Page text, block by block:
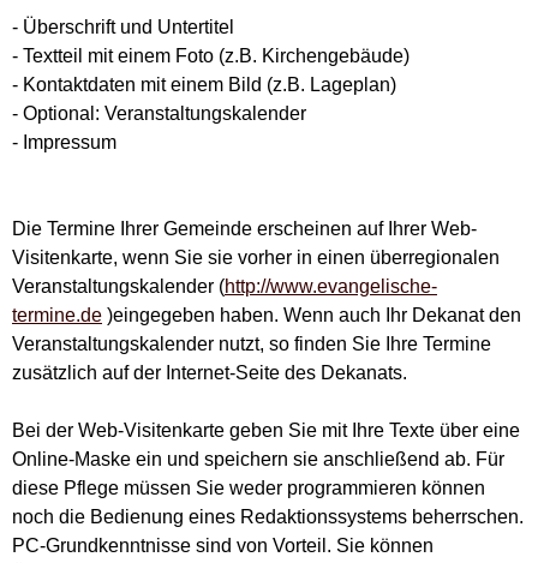
- Überschrift und Untertitel
- Textteil mit einem Foto (z.B. Kirchengebäude)
- Kontaktdaten mit einem Bild (z.B. Lageplan)
- Optional: Veranstaltungskalender
- Impressum
Die Termine Ihrer Gemeinde erscheinen auf Ihrer Web-
Visitenkarte, wenn Sie sie vorher in einen überregionalen
Veranstaltungskalender (http://www.evangelische-
termine.de )eingegeben haben. Wenn auch Ihr Dekanat den
Veranstaltungskalender nutzt, so finden Sie Ihre Termine
zusätzlich auf der Internet-Seite des Dekanats.
Bei der Web-Visitenkarte geben Sie mit Ihre Texte über eine
Online-Maske ein und speichern sie anschließend ab. Für
diese Pflege müssen Sie weder programmieren können
noch die Bedienung eines Redaktionssystems beherrschen.
PC-Grundkenntnisse sind von Vorteil. Sie können